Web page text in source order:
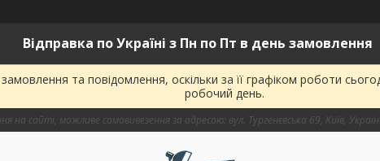
Відправка по Україні з Пн по Пт в день замовлення
та повідомлення, оскільки за її графіком роботи
робочий день.
на сайті, можливе самовивезення за адресою: вул. Тургенєвська 69, Київ,